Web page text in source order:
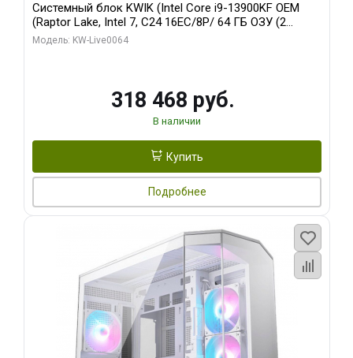
Системный блок KWIK (Intel Core i9-13900KF OEM
(Raptor Lake, Intel 7, C24 16EC/8P/ 64 ГБ ОЗУ (2
модуля)/ ASUS RTX5080 PROART OC 16GB GDDR7
Модель: KW-Live0064
318 468 руб.
В наличии
Купить
Подробнее